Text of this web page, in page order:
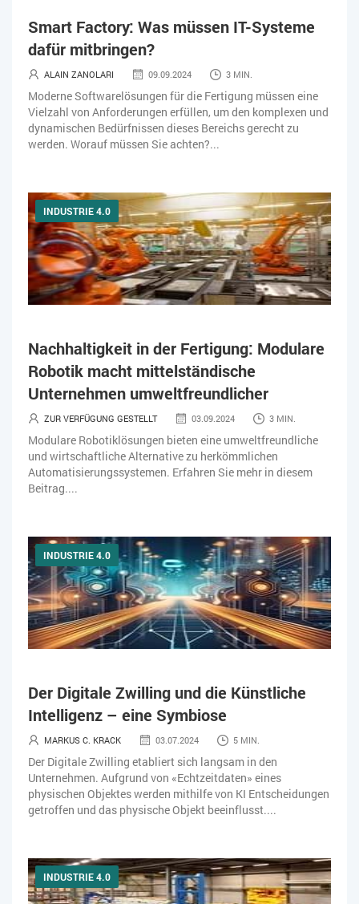
KI IM ERP KÜNSTLICHE INTELLIGENZ LOGISTIK
LOHN MACHINE LEARNING MANAGEMENT & FÜHRUNG
MARKETING MOBILE ONLINE-MARKETING
OPEN SOURCE PIM PROJEKTMANAGEMENT
SOCIAL COMMERCE SOCIAL-MEDIA
SOFTWARE-AS-A-SERVICE SOFTWAREENTWICKLUNG
SWONET TRANSPORTLOGISTIK / LAGER
USER EXPERIENCE WEBDESIGN WEB-SHOP
ZEITWIRTSCHAFT
Smart Factory: Was müssen IT-Systeme
dafür mitbringen?
ALAIN ZANOLARI 09.09.2024 3 MIN.
Moderne Softwarelösungen für die Fertigung müssen eine
Vielzahl von Anforderungen erfüllen, um den komplexen und
dynamischen Bedürfnissen dieses Bereichs gerecht zu
werden. Worauf müssen Sie achten?...
INDUSTRIE 4.0
Nachhaltigkeit in der Fertigung: Modulare
Robotik macht mittelständische
Unternehmen umweltfreundlicher
ZUR VERFÜGUNG GESTELLT 03.09.2024 3 MIN.
Modulare Robotiklösungen bieten eine umweltfreundliche
und wirtschaftliche Alternative zu herkömmlichen
Automatisierungssystemen. Erfahren Sie mehr in diesem
Beitrag....
INDUSTRIE 4.0
Der Digitale Zwilling und die Künstliche
Intelligenz – eine Symbiose
MARKUS C. KRACK 03.07.2024 5 MIN.
Der Digitale Zwilling etabliert sich langsam in den
Unternehmen. Aufgrund von «Echtzeitdaten» eines
physischen Objektes werden mithilfe von KI Entscheidungen
getroffen und das physische Objekt beeinflusst....
INDUSTRIE 4.0